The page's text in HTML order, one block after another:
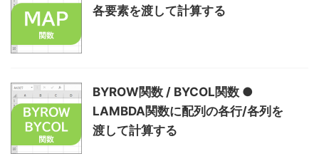
各要素を渡して計算する
BYROW関数 / BYCOL関数 ●
LAMBDA関数に配列の各行/各列を
渡して計算する